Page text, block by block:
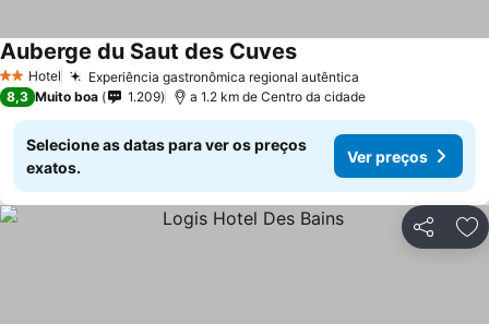
2 Estrelas
Hotel Experiência gastronômica regional autêntica
Auberge du Saut des CuvesVer preços
8,3 Muito boa 1.209 a 1.2 km de Centro da cidade
Selecione as datas para ver os preços
exatos.
Ver preços
Partilhar